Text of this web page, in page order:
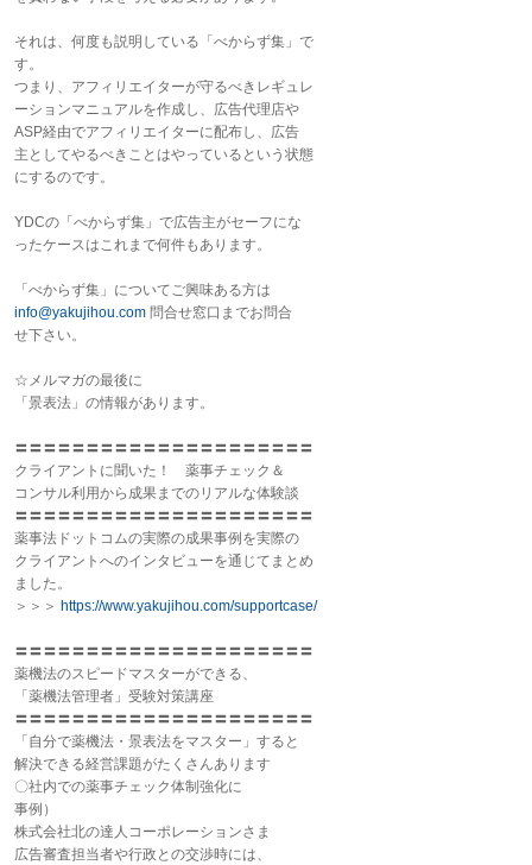
それは、何度も説明している「べからず集」で
す。
つまり、アフィリエイターが守るべきレギュレ
ーションマニュアルを作成し、広告代理店や
ASP経由でアフィリエイターに配布し、広告
主としてやるべきことはやっているという状態
にするのです。
YDCの「べからず集」で広告主がセーフにな
ったケースはこれまで何件もあります。
「べからず集」についてご興味ある方は
info@yakujihou.com 問合せ窓口までお問合
せ下さい。
☆メルマガの最後に
「景表法」の情報があります。
〓〓〓〓〓〓〓〓〓〓〓〓〓〓〓〓〓〓〓〓〓
クライアントに聞いた！ 薬事チェック＆
コンサル利用から成果までのリアルな体験談
〓〓〓〓〓〓〓〓〓〓〓〓〓〓〓〓〓〓〓〓〓
薬事法ドットコムの実際の成果事例を実際の
クライアントへのインタビューを通じてまとめ
ました。
＞＞＞ https://www.yakujihou.com/supportcase/
〓〓〓〓〓〓〓〓〓〓〓〓〓〓〓〓〓〓〓〓〓
薬機法のスピードマスターができる、
「薬機法管理者」受験対策講座
〓〓〓〓〓〓〓〓〓〓〓〓〓〓〓〓〓〓〓〓〓
「自分で薬機法・景表法をマスター」すると
解決できる経営課題がたくさんあります
〇社内での薬事チェック体制強化に
事例）
株式会社北の達人コーポレーションさま
広告審査担当者や行政との交渉時には、